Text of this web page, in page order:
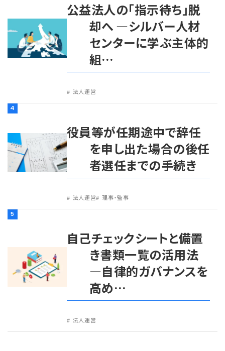
公益法人の「指示待ち」脱
却へ ―シルバー人材
センターに学ぶ主体的
組…
法人運営
4
役員等が任期途中で辞任
を申し出た場合の後任
者選任までの手続き
法人運営 理事・監事
5
自己チェックシートと備置
き書類一覧の活用法
―自律的ガバナンスを
高め…
法人運営